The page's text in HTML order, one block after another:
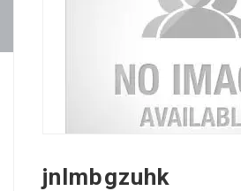
jnlmbgzuhk